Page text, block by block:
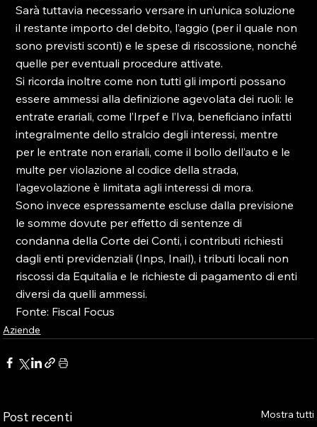
Sarà tuttavia necessario versare in un’unica soluzione
il restante importo del debito, l’aggio (per il quale non
sono previsti sconti) e le spese di riscossione, nonché
quelle per eventuali procedure attivate.
Si ricorda inoltre come non tutti gli importi possano
essere ammessi alla definizione agevolata dei ruoli: le
entrate erariali, come l’Irpef e l’Iva, beneficiano infatti
integralmente dello stralcio degli interessi, mentre
per le entrate non erariali, come il bollo dell’auto e le
multe per violazione al codice della strada,
l’agevolazione è limitata agli interessi di mora.
Sono invece espressamente escluse dalla previsione
le somme dovute per effetto di sentenze di
condanna della Corte dei Conti, i contributi richiesti
dagli enti previdenziali (Inps, Inail), i tributi locali non
riscossi da Equitalia e le richieste di pagamento di enti
diversi da quelli ammessi.
Fonte: Fiscal Focus
Aziende
Post recenti Mostra tutti